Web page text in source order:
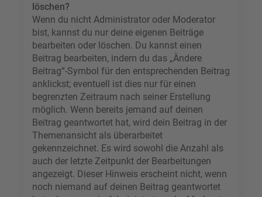
löschen?
Wenn du nicht Administrator oder Moderator
bist, kannst du nur deine eigenen Beiträge
bearbeiten oder löschen. Du kannst einen
Beitrag bearbeiten, indem du das „Ändere
Beitrag“-Symbol für den entsprechenden Beitrag
anklickst; eventuell ist dies nur für einen
begrenzten Zeitraum nach seiner Erstellung
möglich. Wenn bereits jemand auf deinen
Beitrag geantwortet hat, wird dein Beitrag in der
Themenansicht als überarbeitet
gekennzeichnet. Es wird sowohl die Anzahl als
auch der letzte Zeitpunkt der Bearbeitungen
angezeigt. Dieser Hinweis erscheint nicht, wenn
noch niemand auf deinen Beitrag geantwortet